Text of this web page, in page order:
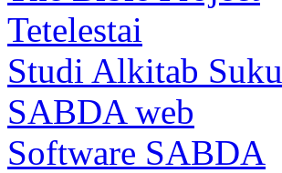
Tetelestai
Studi Alkitab Suku
SABDA web
Software SABDA